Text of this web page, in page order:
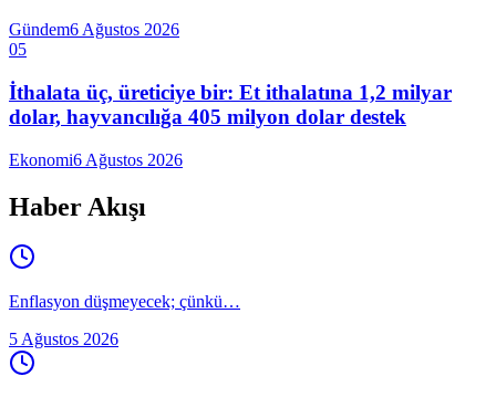
Gündem6 Ağustos 2026
05
İthalata üç, üreticiye bir: Et ithalatına 1,2 milyar
dolar, hayvancılığa 405 milyon dolar destek
Ekonomi6 Ağustos 2026
Haber Akışı
Enflasyon düşmeyecek; çünkü…
5 Ağustos 2026